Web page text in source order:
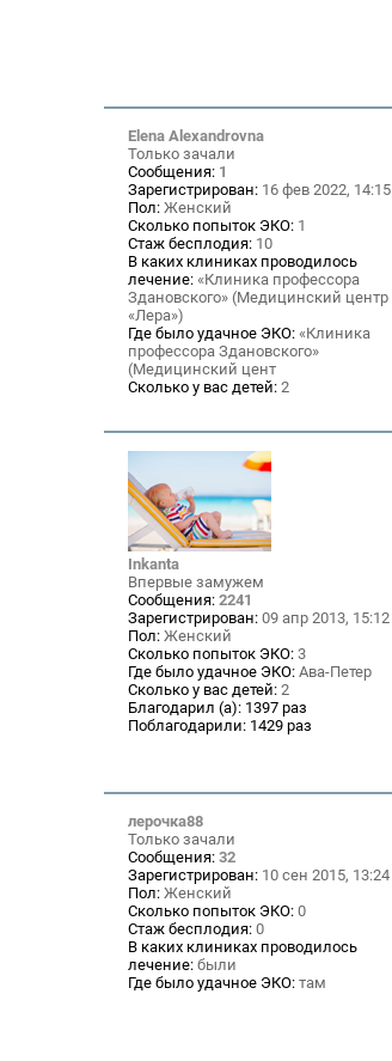
Elena Alexandrovna
Только зачали
Сообщения: 1
Зарегистрирован: 16 фев 2022, 14:15
Пол: Женский
Сколько попыток ЭКО: 1
Стаж бесплодия: 10
В каких клиниках проводилось
лечение: «Клиника профессора
Здановского» (Медицинский центр
«Лера»)
Где было удачное ЭКО: «Клиника
профессора Здановского»
(Медицинский цент
Сколько у вас детей: 2
Inkanta
Впервые замужем
Сообщения: 2241
Зарегистрирован: 09 апр 2013, 15:12
Пол: Женский
Сколько попыток ЭКО: 3
Где было удачное ЭКО: Ава-Петер
Сколько у вас детей: 2
Благодарил (а): 1397 раз
Поблагодарили: 1429 раз
лерочка88
Только зачали
Сообщения: 32
Зарегистрирован: 10 сен 2015, 13:24
Пол: Женский
Сколько попыток ЭКО: 0
Стаж бесплодия: 0
В каких клиниках проводилось
лечение: были
Где было удачное ЭКО: там